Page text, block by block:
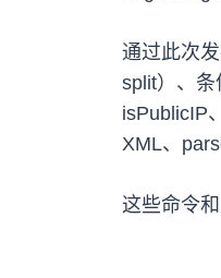
通过此次
split）、条
isPublicIP
XML、
这些命令